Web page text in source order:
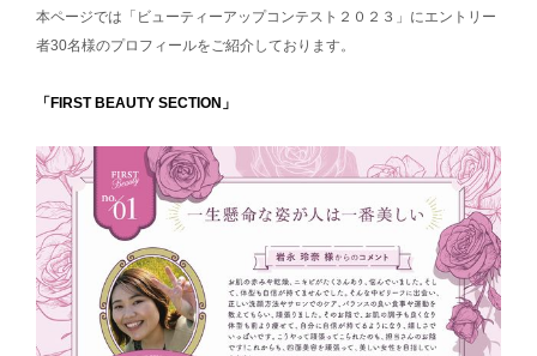
本ページでは「ビューティーアップコンテスト２０２３」にエントリー
者30名様のプロフィールをご紹介しております。
「FIRST BEAUTY SECTION」